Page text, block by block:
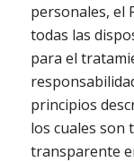
personales, el
todas las
para el
principios
los cuales son
transparente